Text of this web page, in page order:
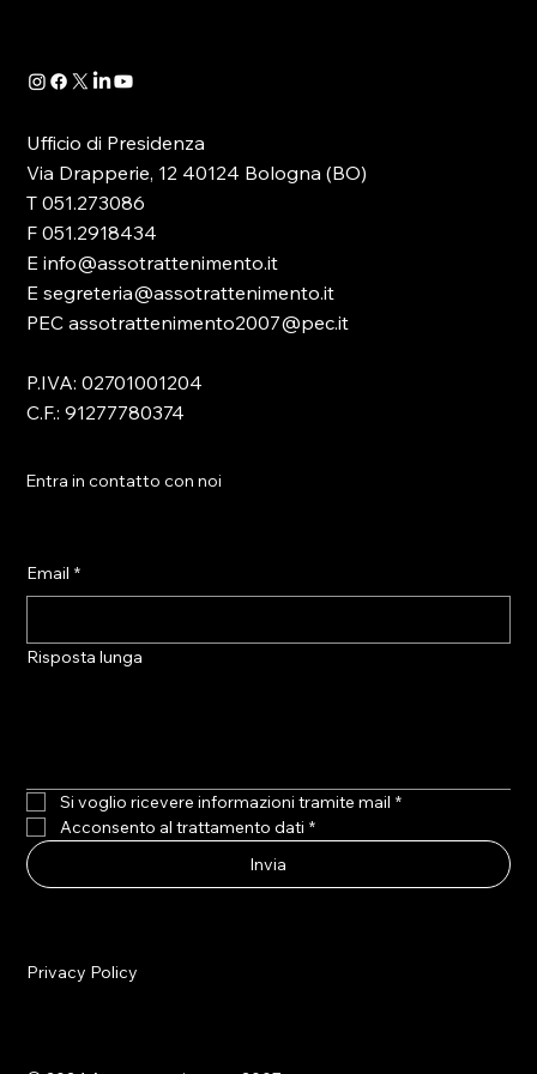
Ufficio di Presidenza
Via Drapperie, 12 40124 Bologna (BO)
T 051.273086
F 051.2918434
E info@assotrattenimento.it
E segreteria@assotrattenimento.it
PEC assotrattenimento2007@pec.it
P.IVA: 02701001204
C.F.: 91277780374
Entra in contatto con noi
Email *
Risposta lunga
Si voglio ricevere informazioni tramite mail *
Acconsento al trattamento dati *
Invia
Privacy Policy